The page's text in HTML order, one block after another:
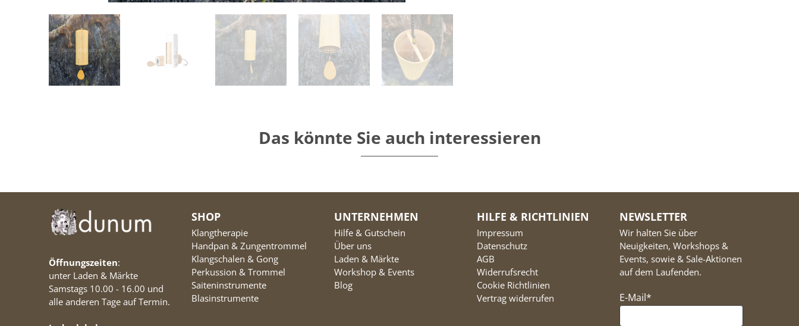
Das könnte Sie auch interessieren
Öffnungszeiten:
unter Laden & Märkte
Samstags 10.00 - 16.00 und
alle anderen Tage auf Termin.
SHOP
Klangtherapie
Handpan & Zungentrommel
Klangschalen & Gong
Perkussion & Trommel
Saiteninstrumente
Blasinstrumente
UNTERNEHMEN
Hilfe & Gutschein
Über uns
Laden & Märkte
Workshop & Events
Blog
HILFE & RICHTLINIEN
Impressum
Datenschutz
AGB
Widerrufsrecht
Cookie Richtlinien
Vertrag widerrufen
NEWSLETTER
Wir halten Sie über
Neuigkeiten, Workshops &
Events, sowie & Sale-Aktionen
auf dem Laufenden.
E-Mail*